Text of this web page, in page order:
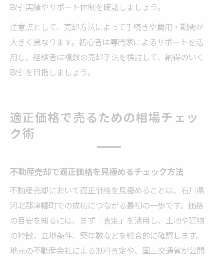
取引実績やサポート体制を確認しましょう。
注意点として、売却方法によって手続きや費用・期間が
大きく異なります。初心者は専門家によるサポートを活
用し、経験者は複数の売却手法を検討して、納得のいく
取引を目指しましょう。
適正価格で売るための相場チェッ
ク術
不動産売却で適正価格を見極めるチェック方法
不動産売却において適正価格を見極めることは、石川県
河北郡津幡町での成功につながる最初の一歩です。価格
の目安を知るには、まず「査定」を活用し、土地や建物
の特徴、立地条件、築年数などを総合的に確認します。
地元の不動産会社による無料査定や、国土交通省が公開